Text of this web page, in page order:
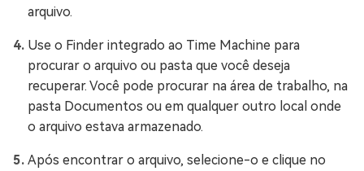
arquivo.
Use o Finder integrado ao Time Machine para
procurar o arquivo ou pasta que você deseja
recuperar. Você pode procurar na área de trabalho, na
pasta Documentos ou em qualquer outro local onde
o arquivo estava armazenado.
Após encontrar o arquivo, selecione-o e clique no